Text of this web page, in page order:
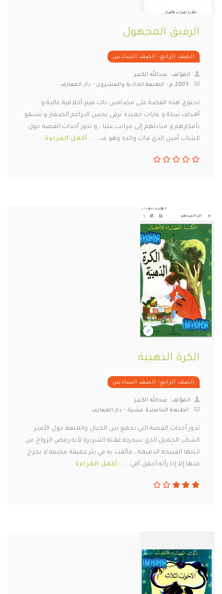
الرفيق المجهول
الصف الرابع- الصف السادس
المؤلف: عبدالله الكبير
تحتوي هذه القصة على مضامين ذات قيم أخلاقية عالية و
أهداف نبيلة و غايات حميدة ترقى بحس البراعم الصغار و تسمو
بأفكارهم و مبادئهم إلى مراتب عليا ، و تدور أحداث القصة حول
الشاب أمين الذي مات والده وهو ف... ... أكمل القراءة
الكرة الذهبية
الصف الرابع- الصف السادس
المؤلف: عبدالله الكبير
الطبعة الخامسة عشرة - دار المعارف
تدور أحداث القصة التي تجمع بين الخيال والمتعة حول الأمير
الشاب الجميل الذي سحرته عمته الشريرة لأنه رفض الزواج من
ابنتها القبيحة الدميمة ، فألقت به في بئر عميقة مخيفة لا يخرج
منها إلا إذا رأته أجمل أمي... ... أكمل القراءة